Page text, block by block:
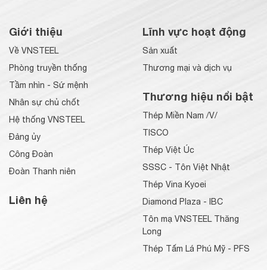
Giới thiệu
Về VNSTEEL
Phòng truyền thống
Tầm nhìn - Sứ mệnh
Nhân sự chủ chốt
Hệ thống VNSTEEL
Đảng ủy
Công Đoàn
Đoàn Thanh niên
Liên hệ
Lĩnh vực hoạt động
Sản xuất
Thương mại và dịch vụ
Thương hiệu nổi bật
Thép Miền Nam /V/
TISCO
Thép Việt Úc
SSSC - Tôn Việt Nhật
Thép Vina Kyoei
Diamond Plaza - IBC
Tôn mạ VNSTEEL Thăng
Long
Thép Tấm Lá Phú Mỹ - PFS